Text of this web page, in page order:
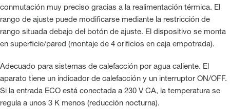
conmutación muy preciso gracias a la realimentación térmica. El
rango de ajuste puede modificarse mediante la restricción de
rango situada debajo del botón de ajuste. El dispositivo se monta
en superficie/pared (montaje de 4 orificios en caja empotrada).
Adecuado para sistemas de calefacción por agua caliente. El
aparato tiene un indicador de calefacción y un interruptor ON/OFF.
Si la entrada ECO está conectada a 230 V CA, la temperatura se
regula a unos 3 K menos (reducción nocturna).